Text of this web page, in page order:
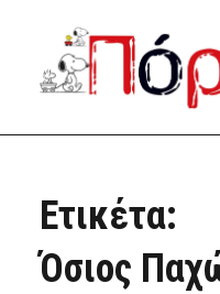
Ετικέτα:
Όσιος